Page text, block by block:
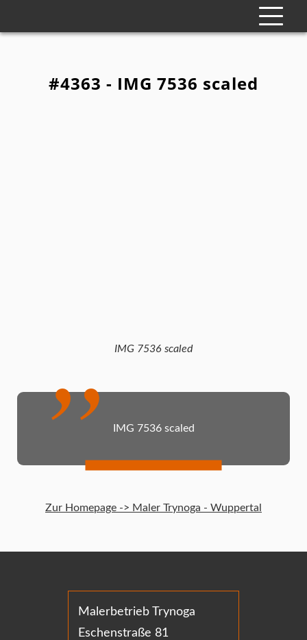
#4363 - IMG 7536 scaled
IMG 7536 scaled
IMG 7536 scaled
Zur Homepage -> Maler Trynoga - Wuppertal
Malerbetrieb Trynoga
Eschenstraße 81